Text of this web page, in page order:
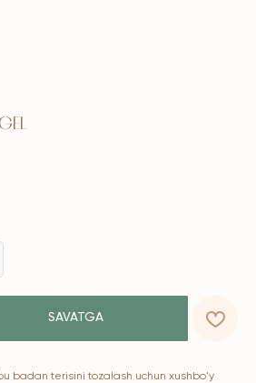
SAVATGA
bu badan terisini tozalash uchun xushbo'y